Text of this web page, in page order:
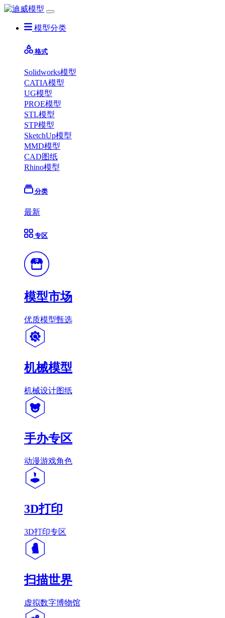
模型分类
格式
Solidworks模型
CATIA模型
UG模型
PROE模型
STL模型
STP模型
SketchUp模型
MMD模型
CAD图纸
Rhino模型
分类
最新
专区
模型市场
优质模型甄选
机械模型
机械设计图纸
手办专区
动漫游戏角色
3D打印
3D打印专区
扫描世界
虚拟数字博物馆